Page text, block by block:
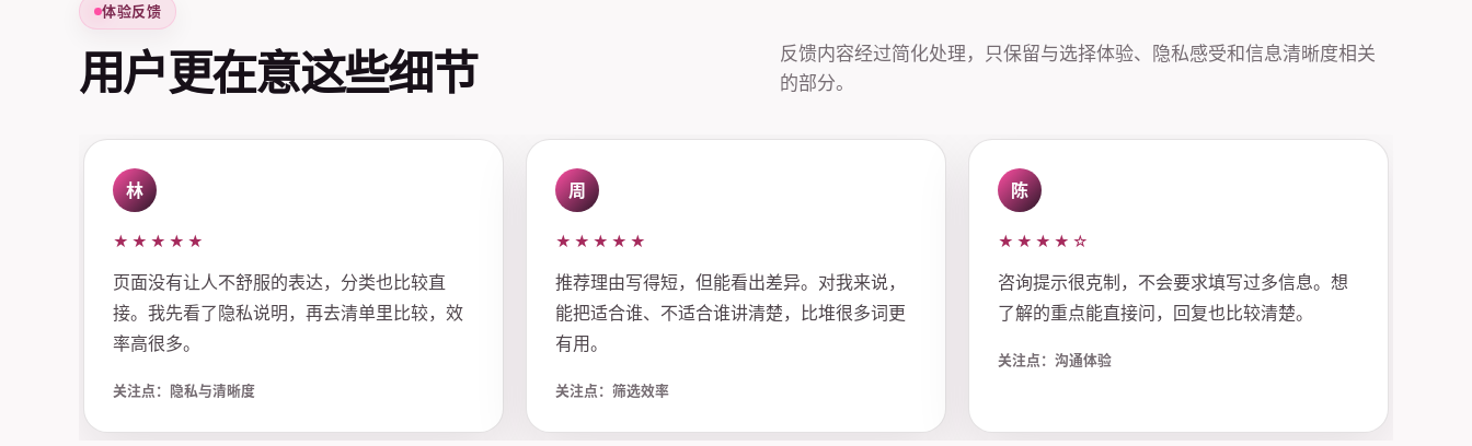
体验反馈
用户更在意这些细节
反馈内容经过简化处理，只保留与选择体验、隐私感受和信息清晰度相关
的部分。
林
★★★★★
页面没有让人不舒服的表达，分类也比较直
接。我先看了隐私说明，再去清单里比较，效
率高很多。
关注点：隐私与清晰度
周
★★★★★
推荐理由写得短，但能看出差异。对我来说，
能把适合谁、不适合谁讲清楚，比堆很多词更
有用。
关注点：筛选效率
陈
★★★★☆
咨询提示很克制，不会要求填写过多信息。想
了解的重点能直接问，回复也比较清楚。
关注点：沟通体验